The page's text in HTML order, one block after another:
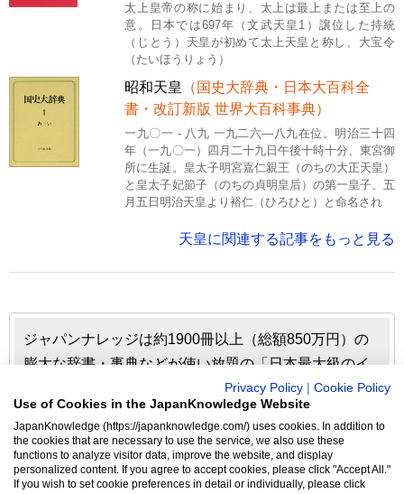
太上皇帝の称に始まり、太上は最上または至上の
意。日本では697年（文武天皇1）譲位した持統
（じとう）天皇が初めて太上天皇と称し、大宝令
（たいほうりょう）
昭和天皇
（国史大辞典・日本大百科全
書・改訂新版 世界大百科事典）
一九〇一 - 八九 一九二六―八九在位。明治三十四
年（一九〇一）四月二十九日午後十時十分、東宮御
所に生誕。皇太子明宮嘉仁親王（のちの大正天皇）
と皇太子妃節子（のちの貞明皇后）の第一皇子。五
月五日明治天皇より裕仁（ひろひと）と命名され
天皇に関連する記事をもっと見る
ジャパンナレッジは約1900冊以上（総額850万円）の
膨大な辞書・事典などが使い放題の「日本最大級のイ
ンターネット辞書・事典・叢書サイト」です。日本国
内のみならず、海外の有名大学から図書館まで、多く
の機関で利用されています。
ジャパンナレッジの利用料金や収録辞事典について詳しく
Privacy Policy
Cookie Policy
Use of Cookies in the JapanKnowledge Website
JapanKnowledge (https://japanknowledge.com/) uses cookies. In addition to
the cookies that are necessary to use the service, we also use these
functions to analyze visitor data, improve the website, and display
personalized content. If you agree to accept cookies, please click "Accept All."
If you wish to set cookie preferences in detail or individually, please click